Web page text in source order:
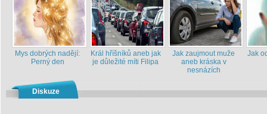
Mys dobrých nadějí:
Perný den
Král hříšníků aneb jak
je důležité míti Filipa
Jak zaujmout muže
aneb kráska v
nesnázích
Jak
Diskuze